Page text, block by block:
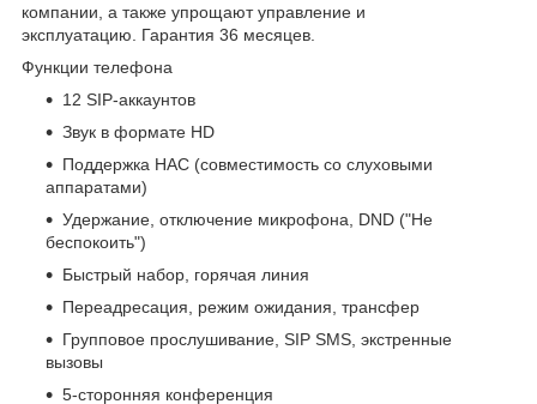
компании, а также упрощают управление и
эксплуатацию. Гарантия 36 месяцев.
Функции телефона
12 SIP-аккаунтов
Звук в формате HD
Поддержка HAC (совместимость со слуховыми
аппаратами)
Удержание, отключение микрофона, DND ("Не
беспокоить")
Быстрый набор, горячая линия
Переадресация, режим ожидания, трансфер
Групповое прослушивание, SIP SMS, экстренные
вызовы
5-сторонняя конференция